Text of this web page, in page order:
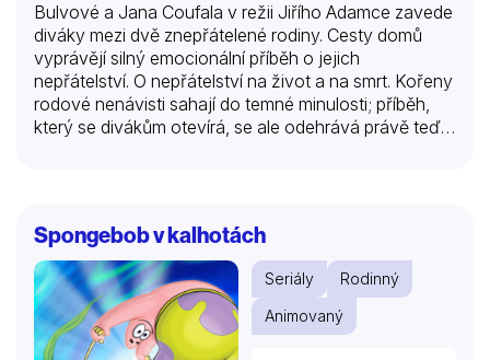
Bulvové a Jana Coufala v režii Jiřího Adamce zavede
diváky mezi dvě znepřátelené rodiny. Cesty domů
vyprávějí silný emocionální příběh o jejich
nepřátelství. O nepřátelství na život a na smrt. Kořeny
rodové nenávisti sahají do temné minulosti; příběh,
který se divákům otevírá, se ale odehrává právě teď…
Spongebob v kalhotách
Seriály
Rodinný
Animovaný